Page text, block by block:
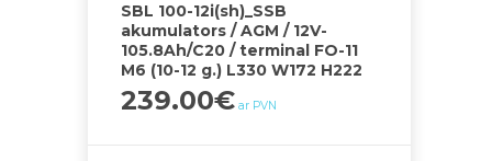
SBL 100-12i(sh)_SSB
akumulators / AGM / 12V-
105.8Ah/C20 / terminal FO-11
M6 (10-12 g.) L330 W172 H222
239.00€ ar PVN